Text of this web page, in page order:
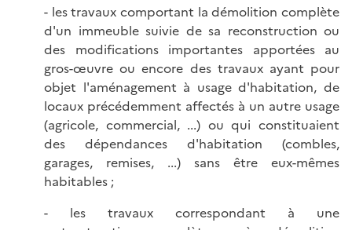
- les travaux comportant la démolition complète
d'un immeuble suivie de sa reconstruction ou
des modifications importantes apportées au
gros-œuvre ou encore des travaux ayant pour
objet l'aménagement à usage d'habitation, de
locaux précédemment affectés à un autre usage
(agricole, commercial, ...) ou qui constituaient
des dépendances d'habitation (combles,
garages, remises, ...) sans être eux-mêmes
habitables ;
- les travaux correspondant à une